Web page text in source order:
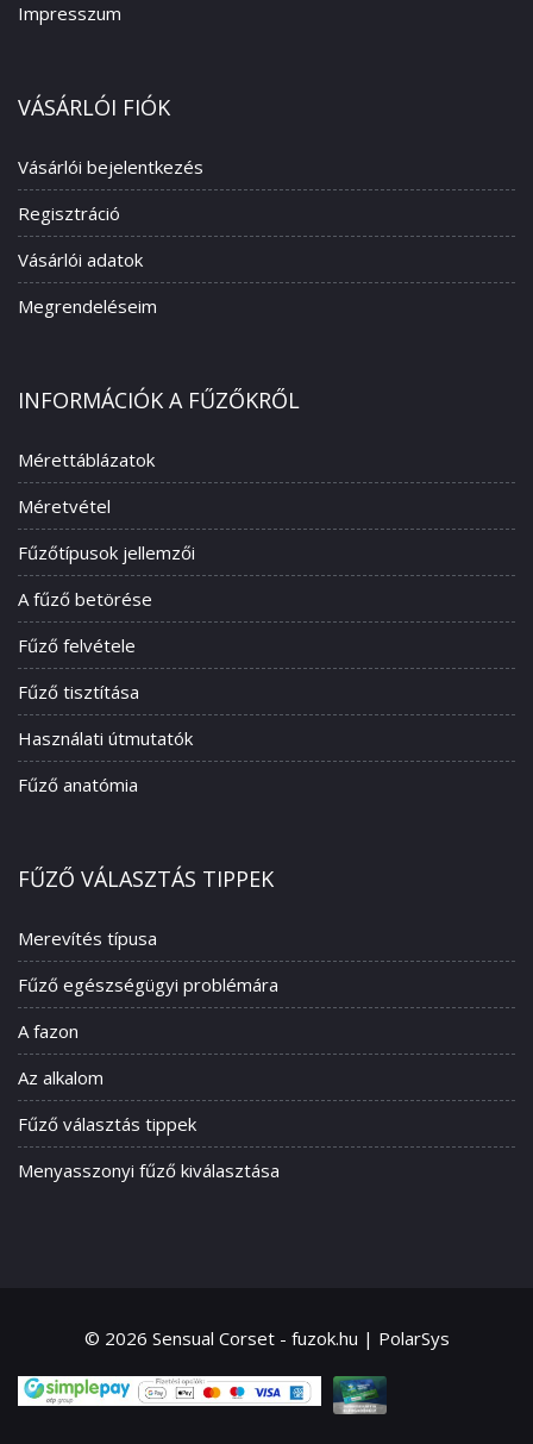
Impresszum
VÁSÁRLÓI FIÓK
Vásárlói bejelentkezés
Regisztráció
Vásárlói adatok
Megrendeléseim
INFORMÁCIÓK A FŰZŐKRŐL
Mérettáblázatok
Méretvétel
Fűzőtípusok jellemzői
A fűző betörése
Fűző felvétele
Fűző tisztítása
Használati útmutatók
Fűző anatómia
FŰZŐ VÁLASZTÁS TIPPEK
Merevítés típusa
Fűző egészségügyi problémára
A fazon
Az alkalom
Fűző választás tippek
Menyasszonyi fűző kiválasztása
© 2026 Sensual Corset - fuzok.hu | PolarSys